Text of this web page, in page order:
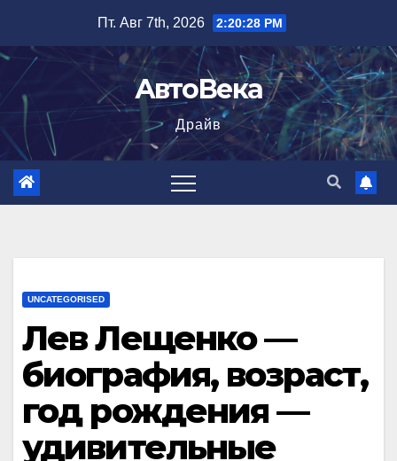
содержимому
Пт. Авг 7th, 2026 2:20:29 PM
АвтоВека
Драйв
UNCATEGORISED
Лев Лещенко —
биография, возраст,
год рождения —
удивительные